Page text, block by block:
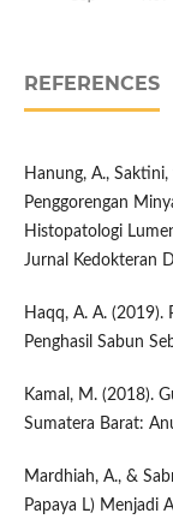
REFERENCES
Hanung, A.,
Penggorengan
Histopatologi
Jurnal Kedokteran
Haqq, A. A. (2019).
Penghasil Sabun
Kamal, M. (2018).
Sumatera Barat:
Mardhiah, A., &
Papaya L) Menjadi